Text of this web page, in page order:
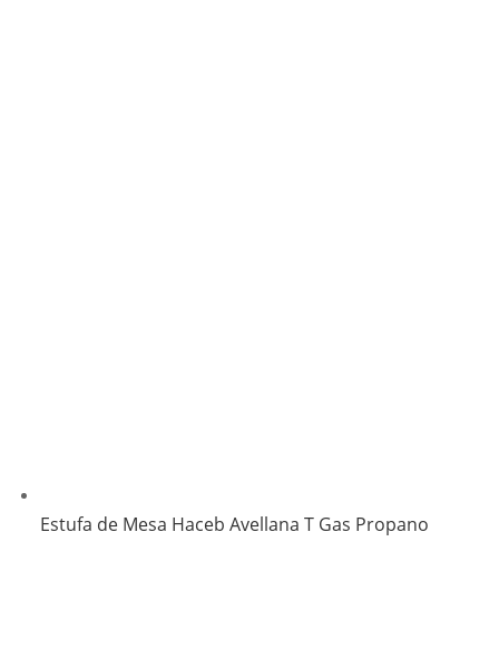
Estufa de Mesa Haceb Avellana T Gas Propano